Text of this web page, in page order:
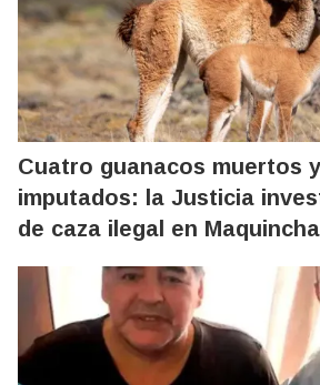
Cuatro guanacos muertos
imputados: la Justicia
de caza ilegal en